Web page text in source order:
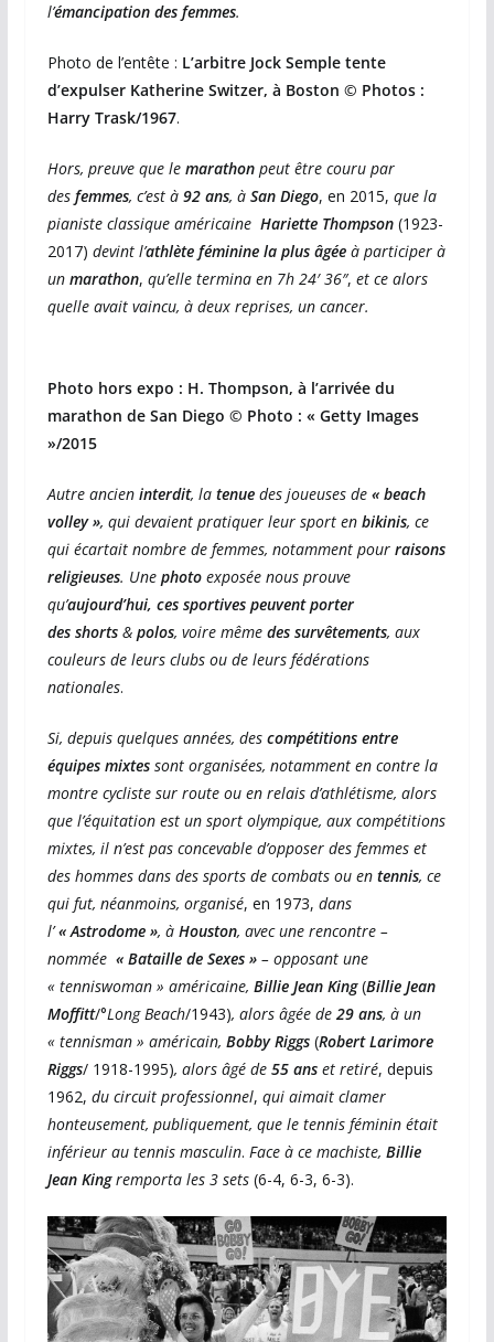
l’émancipation des femmes.
Photo de l’entête : L’arbitre Jock Semple tente
d’expulser Katherine Switzer, à Boston © Photos :
Harry Trask/1967.
Hors, preuve que lemarathon peut être couru par
des femmes, c’est à 92 ans, à San Diego, en 2015, que la
pianiste classique américaine Hariette Thompson(1923-
2017) devint l’athlète féminine la plus âgéeà participer à
un marathon, qu’elle termina en 7h 24′ 36″, et ce alors
quelle avait vaincu, à deux reprises, un cancer.
Photo hors expo : H. Thompson, à l’arrivée du
marathon de San Diego © Photo : « Getty Images
»/2015
Autre ancien interdit, la tenuedes joueuses de « beach
volley », qui devaient pratiquer leur sport en bikinis, ce
qui écartait nombre de femmes, notamment pour raisons
religieuses. Une photoexposée nous prouve
qu’aujourd’hui, ces sportives peuvent porter
des shorts& polos, voire même des survêtements, aux
couleurs de leurs clubs ou de leurs fédérations
nationales.
Si, depuis quelques années, des compétitions entre
équipes mixtessont organisées, notamment en contre la
montre cycliste sur route ou en relais d’athlétisme, alors
que l’équitation est un sport olympique, aux compétitions
mixtes, il n’est pas concevable d’opposer des femmes et
des hommes dans des sports de combats ou en tennis, ce
qui fut, néanmoins, organisé, en 1973, dans
l’« Astrodome », à Houston, avec une rencontre –
nommée « Bataille de Sexes » – opposant une
« tenniswoman » américaine, Billie Jean King(Billie Jean
Moffitt/°Long Beach/1943), alors âgée de 29 ans, à un
« tennisman » américain, Bobby Riggs (Robert Larimore
Riggs/ 1918-1995), alors âgé de 55 anset retiré, depuis
1962, du circuit professionnel, qui aimait clamer
honteusement, publiquement, que le tennis féminin était
inférieur au tennis masculin. Face à ce machiste, Billie
Jean King remporta les 3 sets(6-4, 6-3, 6-3).